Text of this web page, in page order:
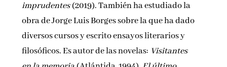
imprudentes(2019). También ha estudiado la
obra de Jorge Luis Borges sobre la que ha dado
diversos cursos y escrito ensayos literarios y
filosóficos. Es autor de las novelas: Visitantes